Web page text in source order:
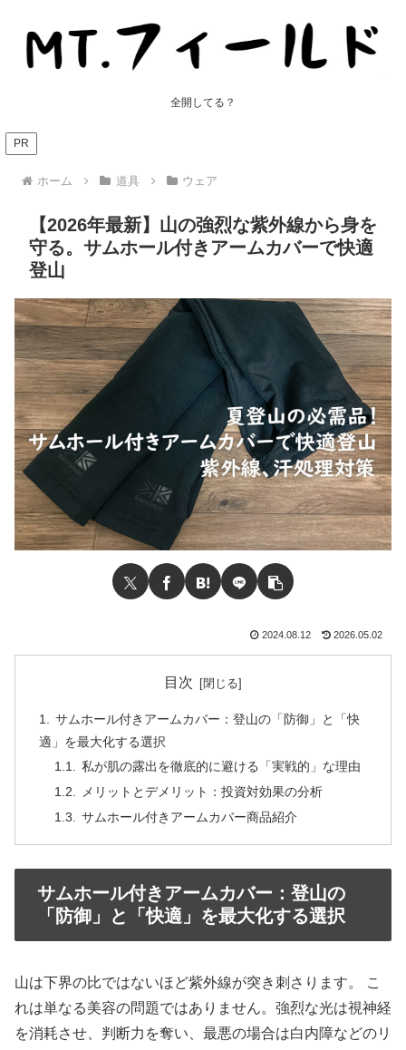
全開してる？
PR
ホーム 道具 ウェア
【2026年最新】山の強烈な紫外線から身を
守る。サムホール付きアームカバーで快適
登山
2024.08.12 2026.05.02
目次
サムホール付きアームカバー：登山の「防御」と「快
適」を最大化する選択
私が肌の露出を徹底的に避ける「実戦的」な理由
メリットとデメリット：投資対効果の分析
サムホール付きアームカバー商品紹介
サムホール付きアームカバー：登山の
「防御」と「快適」を最大化する選択
山は下界の比ではないほど紫外線が突き刺さります。 こ
れは単なる美容の問題ではありません。強烈な光は視神経
を消耗させ、判断力を奪い、最悪の場合は白内障などのリ